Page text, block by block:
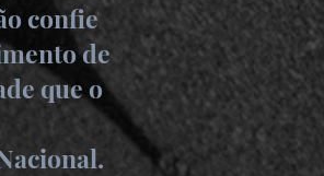
confie
de
que o